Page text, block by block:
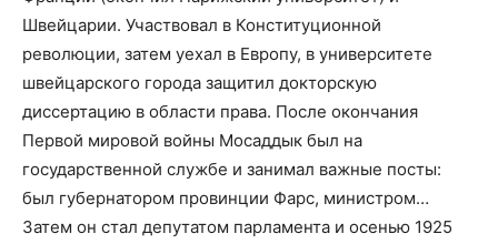
Швейцарии. Участвовал в Конституционной
революции, затем уехал в Европу, в университете
швейцарского города защитил докторскую
диссертацию в области права. После окончания
Первой мировой войны Мосаддык был на
государственной службе и занимал важные посты:
был губернатором провинции Фарс, министром…
Затем он стал депутатом парламента и осенью 1925